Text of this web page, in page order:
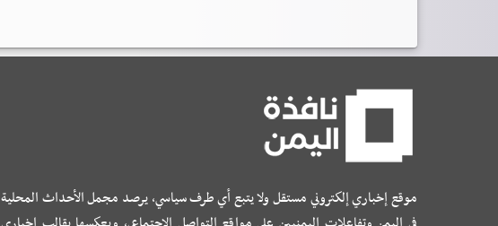
موقع إخباري إلكتروني مستقل ولا يتبع أي طرف سياسي، يرصد مجمل الأحداث المحلية